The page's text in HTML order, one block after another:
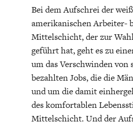
Bei dem Aufschrei der
amerikanischen Arbeiter-
Mittelschicht, der zur
geführt hat, geht es zu
um das Verschwinden von
bezahlten Jobs, die die
und um die damit
des komfortablen
Mittelschicht. Und der